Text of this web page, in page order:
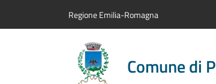
Regione Emilia-Romagna
Comune di